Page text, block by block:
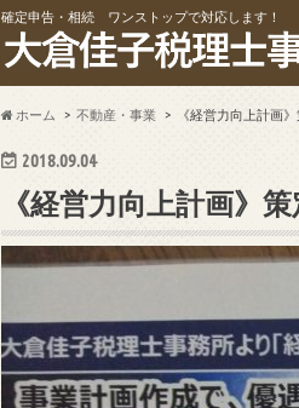
確定申告・相続 ワンストップで対応します！
ホーム 不動産・事業 《経営力向上計画
2018.09.04
《経営力向上計画》